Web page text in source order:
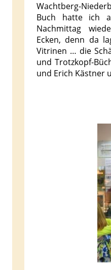
Wachtberg-
Buch hatte ich
Nachmittag
Ecken, denn da
Vitrinen … die
und Trotzkopf-
und Erich Kästner